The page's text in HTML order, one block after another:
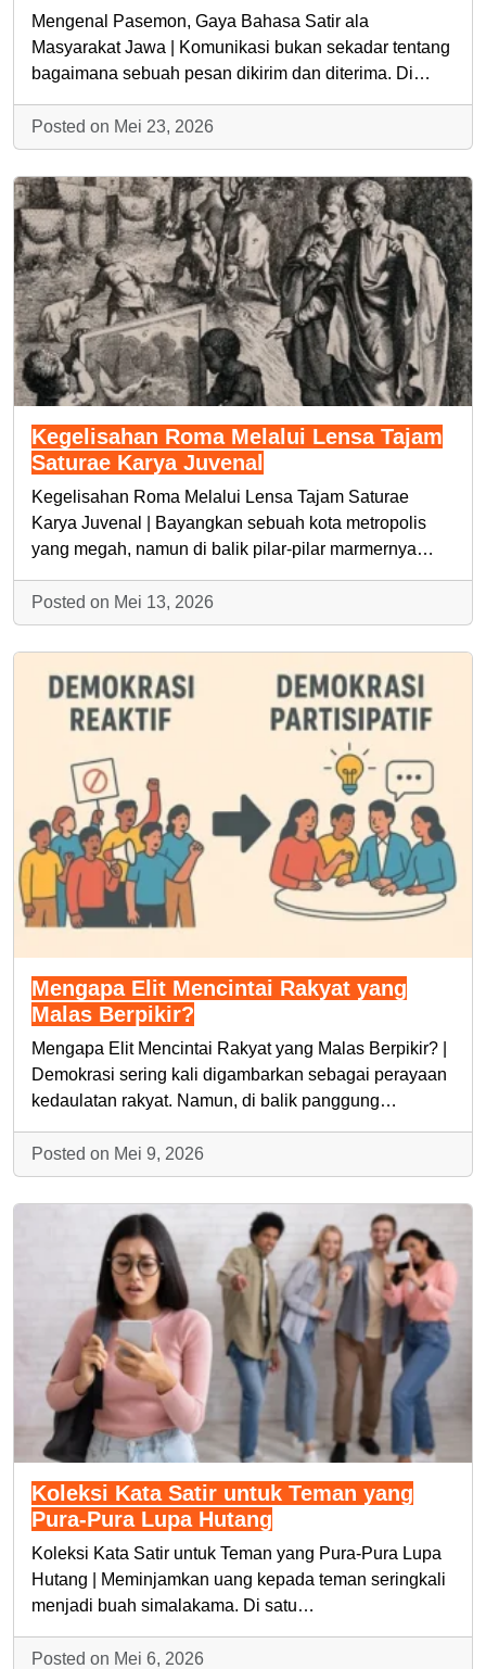
Mengenal Pasemon, Gaya Bahasa Satir ala
Masyarakat Jawa | Komunikasi bukan sekadar tentang
bagaimana sebuah pesan dikirim dan diterima. Di…
Posted on Mei 23, 2026
Kegelisahan Roma Melalui Lensa Tajam
Saturae Karya Juvenal
Kegelisahan Roma Melalui Lensa Tajam Saturae
Karya Juvenal | Bayangkan sebuah kota metropolis
yang megah, namun di balik pilar-pilar marmernya…
Posted on Mei 13, 2026
Mengapa Elit Mencintai Rakyat yang
Malas Berpikir?
Mengapa Elit Mencintai Rakyat yang Malas Berpikir? |
Demokrasi sering kali digambarkan sebagai perayaan
kedaulatan rakyat. Namun, di balik panggung…
Posted on Mei 9, 2026
Koleksi Kata Satir untuk Teman yang
Pura-Pura Lupa Hutang
Koleksi Kata Satir untuk Teman yang Pura-Pura Lupa
Hutang | Meminjamkan uang kepada teman seringkali
menjadi buah simalakama. Di satu…
Posted on Mei 6, 2026